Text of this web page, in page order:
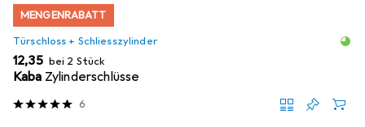
MENGENRABATT
Türschloss + Schliesszylinder
EUR
12,35 bei 2 Stück
Kaba Zylinderschlüsse
6